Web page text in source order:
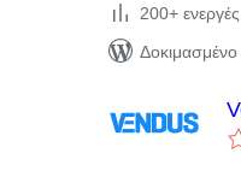
200+
Δοκιμασμένο